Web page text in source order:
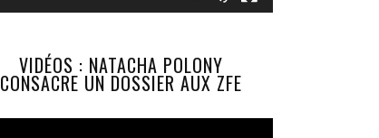
VIDÉOS : NATACHA POLONY
CONSACRE UN DOSSIER AUX ZFE